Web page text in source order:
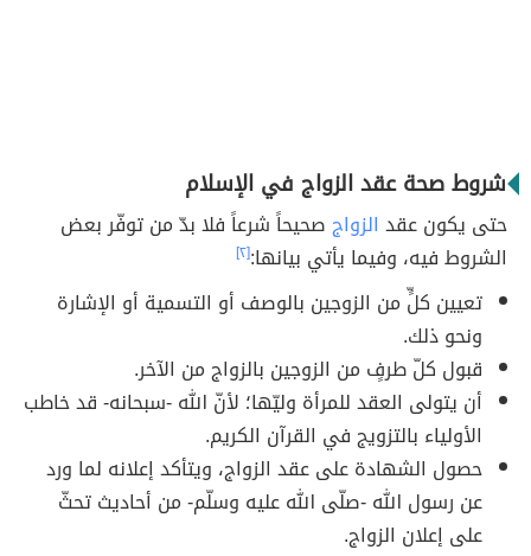
شروط صحة عقد الزواج في الإسلام
حتى يكون عقد الزواجصحيحاً شرعاً فلا بدّ من توفّر بعض
الشروط فيه، وفيما يأتي بيانها:[٢]
تعيين كلٍّ من الزوجين بالوصف أو التسمية أو الإشارة
ونحو ذلك.
قبول كلّ طرفٍ من الزوجين بالزواج من الآخر.
أن يتولى العقد للمرأة وليّها؛ لأنّ الله -سبحانه- قد خاطب
الأولياء بالتزويج في القرآن الكريم.
حصول الشهادة على عقد الزواج، ويتأكد إعلانه لما ورد
عن رسول الله -صلّى الله عليه وسلّم- من أحاديث تحثّ
على إعلان الزواج.